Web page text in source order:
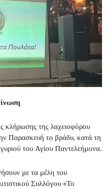
κλήρωσης της λαχειοφόρου
Παρασκευή το βράδυ, κατά τη
του Αγίου Παντελεήμονα.
με τα μέλη του
Συλλόγου «Το